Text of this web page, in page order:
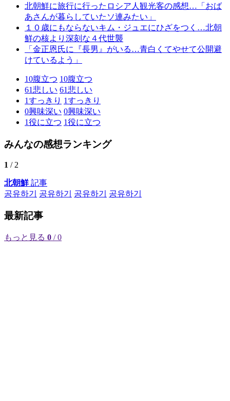
北朝鮮に旅行に行ったロシア人観光客の感想…「おば
あさんが暮らしていたソ連みたい」
１０歳にもならないキム・ジュエにひざをつく…北朝
鮮の核より深刻な４代世襲
「金正恩氏に『長男』がいる…青白くてやせて公開避
けているよう」
10腹立つ 10腹立つ
61悲しい 61悲しい
1すっきり 1すっきり
0興味深い 0興味深い
1役に立つ 1役に立つ
みんなの感想ランキング
1 / 2
北朝鮮記事
공유하기
공유하기 공유하기 공유하기
最新記事
もっと見る 0 / 0